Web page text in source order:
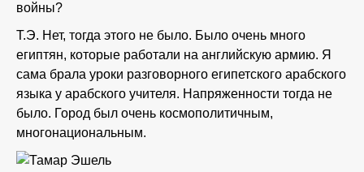
войны?
Т.Э. Нет, тогда этого не было. Было очень много
египтян, которые работали на английскую армию. Я
сама брала уроки разговорного египетского арабского
языка у арабского учителя. Напряженности тогда не
было. Город был очень космополитичным,
многонациональным.